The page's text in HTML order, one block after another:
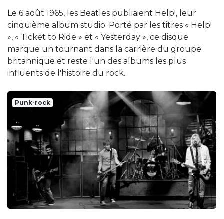
Le 6 août 1965, les Beatles publiaient Help!, leur
cinquième album studio. Porté par les titres « Help!
», « Ticket to Ride » et « Yesterday », ce disque
marque un tournant dans la carrière du groupe
britannique et reste l'un des albums les plus
influents de l'histoire du rock.
Punk-rock